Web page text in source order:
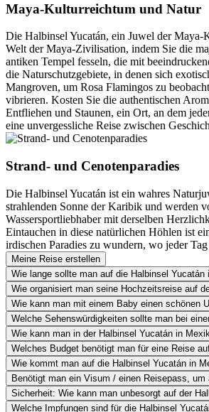
Maya-Kulturreichtum und Natur
Die Halbinsel Yucatán, ein Juwel der Maya-
Welt der Maya-Zivilisation, indem Sie die
antiken Tempel fesseln, die mit
die Naturschutzgebiete, in denen sich
Mangroven, um Rosa Flamingos zu
vibrieren. Kosten Sie die authentischen
Entfliehen und Staunen, ein Ort, an dem
eine unvergessliche Reise zwischen
Strand- und Cenotenparadies
Die Halbinsel Yucatán ist ein wahres
strahlenden Sonne der Karibik und werden
Wassersportliebhaber mit derselben
Eintauchen in diese natürlichen Höhlen ist
irdischen Paradies zu wundern, wo jeder
Meine Reise erstellen
Wie lange sollte man auf die Halbinsel Yucatán
Wie organisiert man seine Hochzeitsreise auf
Wie kann man mit einem Baby einen schönen
Welche Sehenswürdigkeiten sollte man bei
Wie kann man in der Halbinsel Yucatán in
Welches Budget benötigt man für eine Reise
Wie kommt man auf die Halbinsel Yucatán in
Benötigt man ein Visum / einen Reisepass,
Sicherheit: Wie kann man unbesorgt auf der
Welche Impfungen sind für die Halbinsel